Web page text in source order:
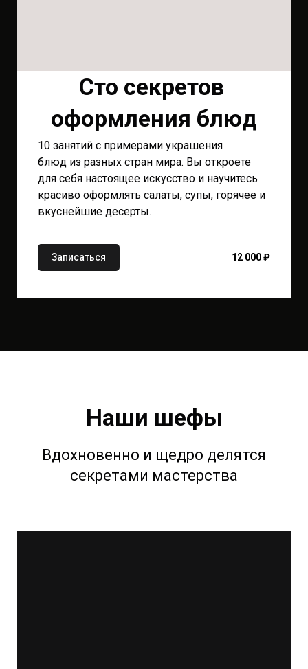
Сто секретов
оформления блюд
10 занятий с примерами украшения
блюд из разных стран мира. Вы откроете
для себя настоящее искусство и научитесь
красиво оформлять салаты, супы, горячее и
вкуснейшие десерты.
Записаться 12 000 ₽
Наши шефы
Вдохновенно и щедро делятся
секретами мастерства